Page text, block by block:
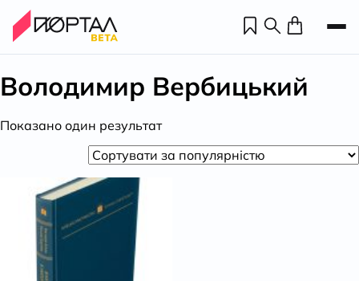
Володимир Вербицький
Показано один результат